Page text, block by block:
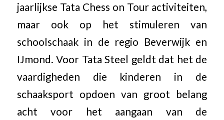
jaarlijkse Tata Chess on Tour activiteiten,
maar ook op het stimuleren van
schoolschaak in de regio Beverwijk en
IJmond. Voor Tata Steel geldt dat het de
vaardigheden die kinderen in de
schaaksport opdoen van groot belang
acht voor het aangaan van de